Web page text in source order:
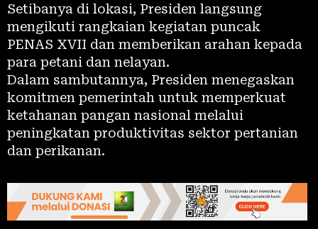
Setibanya di lokasi, Presiden langsung
mengikuti rangkaian kegiatan puncak
PENAS XVII dan memberikan arahan kepada
para petani dan nelayan.
Dalam sambutannya, Presiden menegaskan
komitmen pemerintah untuk memperkuat
ketahanan pangan nasional melalui
peningkatan produktivitas sektor pertanian
dan perikanan.